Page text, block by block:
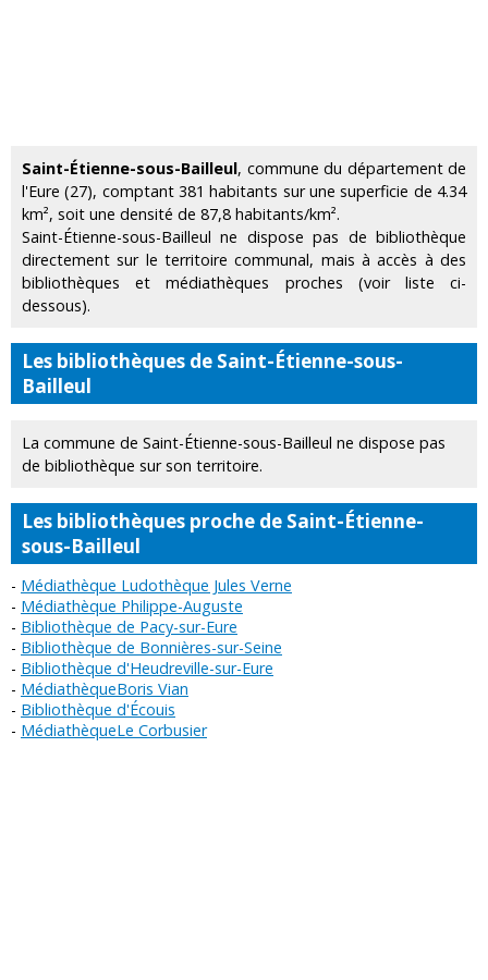
Saint-Étienne-sous-Bailleul, commune du département de
l'Eure (27), comptant 381 habitants sur une superficie de 4.34
km², soit une densité de 87,8 habitants/km².
Saint-Étienne-sous-Bailleul ne dispose pas de bibliothèque
directement sur le territoire communal, mais à accès à des
bibliothèques et médiathèques proches (voir liste ci-
dessous).
Les bibliothèques de Saint-Étienne-sous-
Bailleul
La commune de Saint-Étienne-sous-Bailleul ne dispose pas
de bibliothèque sur son territoire.
Les bibliothèques proche de Saint-Étienne-
sous-Bailleul
Médiathèque Ludothèque Jules Verne
Médiathèque Philippe-Auguste
Bibliothèque de Pacy-sur-Eure
Bibliothèque de Bonnières-sur-Seine
Bibliothèque d'Heudreville-sur-Eure
MédiathèqueBoris Vian
Bibliothèque d'Écouis
MédiathèqueLe Corbusier